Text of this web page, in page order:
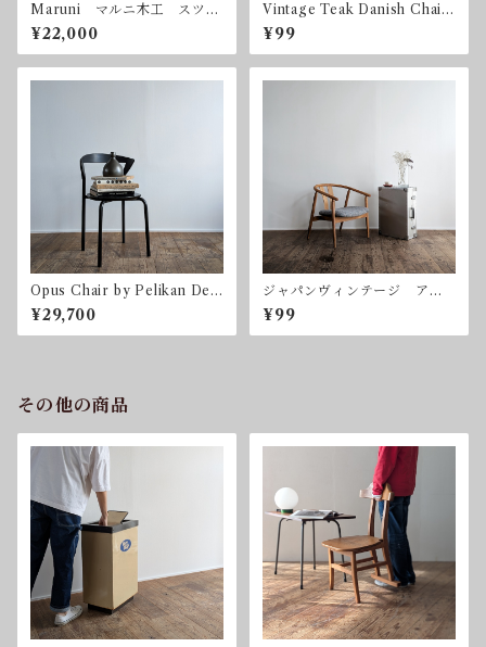
Maruni マルニ木工 スツー
ル オットマン ヴィンテー
ジ
¥22,000
Vintage Teak Danish Chair
Farso Mobelfabrik デンマ
ーク チーク ヴィンテー
ジ 1975年製
¥99
Opus Chair by Pelikan Desi
gn for Bent Krogh ベン
ト・クロー ペリカンデザイ
ン
¥29,700
ジャパンヴィンテージ アー
ムチェア ラウンジチェア
日本製
¥99
その他の商品